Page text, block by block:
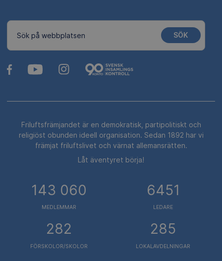
Sök på webbplatsen SÖK
Friluftsfrämjandet är en demokratisk, partipolitiskt och
religiöst obunden ideell organisation. Sedan 1892 har vi
främjat friluftslivet och värnat allemansrätten.
Låt äventyret börja!
143 060
MEDLEMMAR
6451
LEDARE
282
FÖRSKOLOR/SKOLOR
285
LOKALAVDELNINGAR